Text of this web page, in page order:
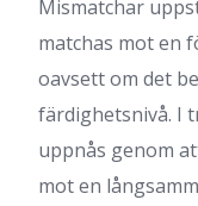
Mismatchar
matchas mot en
oavsett om det
färdighetsnivå. I
uppnås genom
mot en